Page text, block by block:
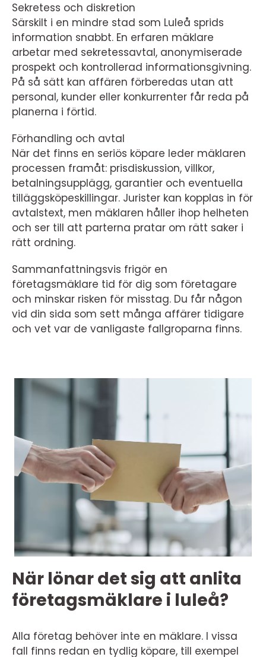
Sekretess och diskretion
Särskilt i en mindre stad som Luleå sprids
information snabbt. En erfaren mäklare
arbetar med sekretessavtal, anonymiserade
prospekt och kontrollerad informationsgivning.
På så sätt kan affären förberedas utan att
personal, kunder eller konkurrenter får reda på
planerna i förtid.
Förhandling och avtal
När det finns en seriös köpare leder mäklaren
processen framåt: prisdiskussion, villkor,
betalningsupplägg, garantier och eventuella
tilläggsköpeskillingar. Jurister kan kopplas in för
avtalstext, men mäklaren håller ihop helheten
och ser till att parterna pratar om rätt saker i
rätt ordning.
Sammanfattningsvis frigör en
företagsmäklare tid för dig som företagare
och minskar risken för misstag. Du får någon
vid din sida som sett många affärer tidigare
och vet var de vanligaste fallgroparna finns.
När lönar det sig att anlita
företagsmäklare i luleå?
Alla företag behöver inte en mäklare. I vissa
fall finns redan en tydlig köpare, till exempel